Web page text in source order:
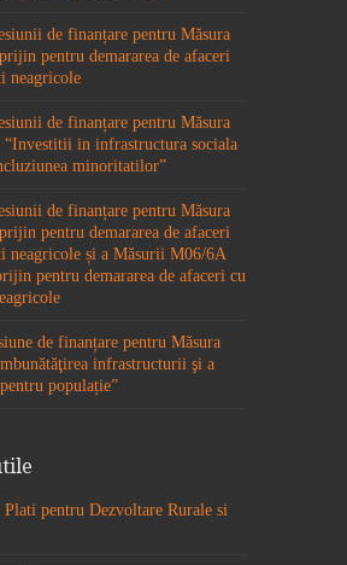
de finanțare pentru Măsura
pentru demararea de afaceri
neagricole
de finanțare pentru Măsura
in infrastructura sociala
minoritatilor”
de finanțare pentru Măsura
pentru demararea de afaceri
neagricole și a Măsurii M06/6A
pentru demararea de afaceri cu
de finanțare pentru Măsura
infrastructurii şi a
populație”
Plati pentru Dezvoltare Rurale si